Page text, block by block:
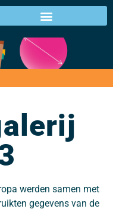
2023
werden samen met
gegevens van de